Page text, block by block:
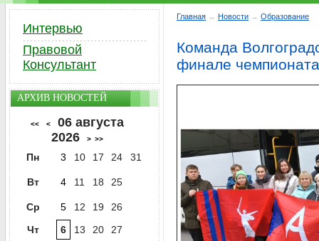
Главная → Новости → Образование
Команда
финале
Интервью
Правовой
Консультант
АРХИВ НОВОСТЕЙ
<< <
06 августа
2026
> >>
Пн 3 10 17 24 31
Вт 4 11 18 25
Ср 5 12 19
26
Чт
6 13 20
27